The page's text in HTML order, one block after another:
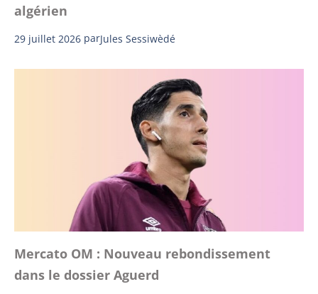
algérien
29 juillet 2026 parJules Sessiwèdé
Mercato OM : Nouveau rebondissement
dans le dossier Aguerd